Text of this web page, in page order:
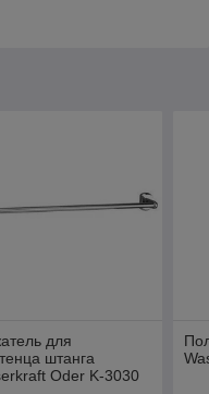
для
штанга
Oder K-3030